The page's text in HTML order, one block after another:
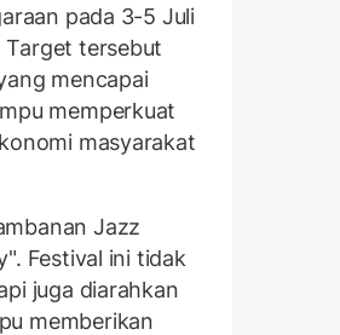
pada 3-5 Juli
Target tersebut
mencapai
memperkuat
masyarakat
Jazz
Festival ini tidak
juga diarahkan
memberikan